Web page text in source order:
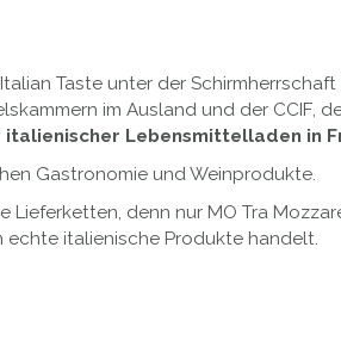
Taste unter der
im Ausland und der CCIF,
Lebensmittelladen in
Gastronomie und Weinprodukte.
Lieferketten, denn nur MO Tra
echte italienische Produkte handelt.